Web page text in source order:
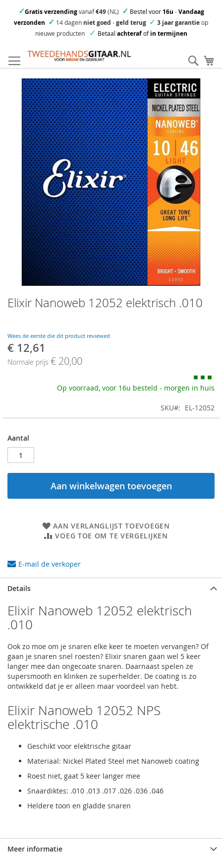
✓Gratis verzendingvanaf€49(NL) ✓ Bestel voor16u -Vandaag
verzonden ✓ 14 dagen niet goed -geld terug ✓ 3 jaar garantieop
nieuwe producten
✓ Betaal achterafofin termijnen
direct
door
naar
inhoud
Elixir Nanoweb 12052 elektrisch .010
Wees de eerste die dit product reviewed
Speciale
€ 12,61
Normale prijs € 20,00
Op voorraad, voor 16u besteld - morgen in huis
SKU EL-12052
Aantal
Aan winkelwagen toevoegen
AAN VERLANGLIJST TOEVOEGEN
VOEG TOE OM TE VERGELIJKEN
E-mail de verkoper
images
gallery
to
the
the
images
gallery
Details
Elixir Nanoweb 12052 elektrisch
.010
Ook zo moe om je snaren elke keer te moeten vervangen? Of
gaan je snaren snel roesten? Elixir snaren gaan wel 5 keer
langer mee dan ongecoate snaren. Daarnaast spelen ze
supersmooth en klinken ze superhelder. De coating is zo
ontwikkeld dat je er alleen maar voordeel van hebt.
Elixir Nanoweb 12052 NPS
elektrische .010
Geschikt voor elektrische gitaar
Materiaal: Nickel Plated Steel met Nanoweb coating
Roest niet, gaat 5 keer langer mee
Snaardiktes: .010 .013 .017 .026 .036 .046
Heldere toon en gladde snaren
Meer informatie